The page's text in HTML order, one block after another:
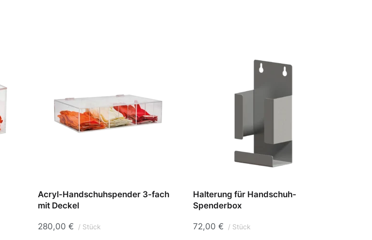
Acryl-Handschuhspender 3-fach
mit Deckel
280,00 € Stück
Halterung für Handschuh-
Spenderbox
72,00 € Stück